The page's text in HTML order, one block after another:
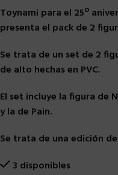
Toynami para el 25º
presenta el pack de 2
Se trata de un set de 2
de alto hechas en PVC.
El set incluye la figura de
y la de Pain.
Se trata de una edición
3 disponibles